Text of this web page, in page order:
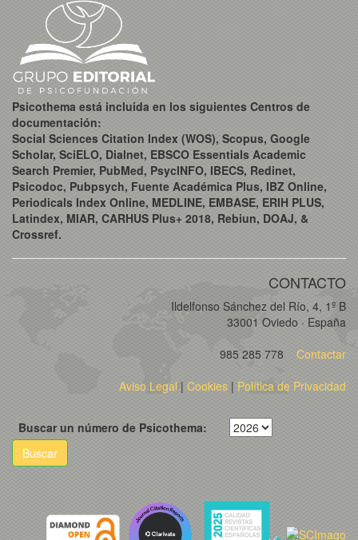
Psicothema está incluida en los siguientes Centros de
documentación:
Social Sciences Citation Index (WOS), Scopus, Google
Scholar, SciELO, Dialnet, EBSCO Essentials Academic
Search Premier, PubMed, PsycINFO, IBECS, Redinet,
Psicodoc, Pubpsych, Fuente Académica Plus, IBZ Online,
Periodicals Index Online, MEDLINE, EMBASE, ERIH PLUS,
Latindex, MIAR, CARHUS Plus+ 2018, Rebiun, DOAJ, &
Crossref.
CONTACTO
Ildelfonso Sánchez del Río, 4, 1º B
33001 Oviedo · España
985 285 778
Contactar
Aviso Legal| Cookies | Política de Privacidad
Buscar un número de Psicothema:
Buscar